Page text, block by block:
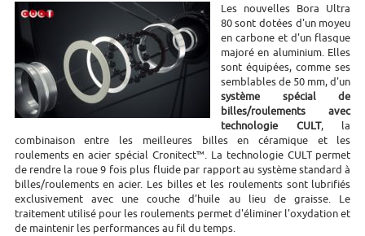
Les nouvelles Bora Ultra
80 sont dotées d'un moyeu
en carbone et d'un flasque
majoré en aluminium. Elles
sont équipées, comme ses
semblables de 50 mm, d'un
système spécial de
billes/roulements avec
technologie CULT, la
combinaison entre les meilleures billes en céramique et les
roulements en acier spécial Cronitect™. La technologie CULT permet
de rendre la roue 9 fois plus fluide par rapport au système standard à
billes/roulements en acier. Les billes et les roulements sont lubrifiés
exclusivement avec une couche d'huile au lieu de graisse. Le
traitement utilisé pour les roulements permet d'éliminer l'oxydation et
de maintenir les performances au fil du temps.